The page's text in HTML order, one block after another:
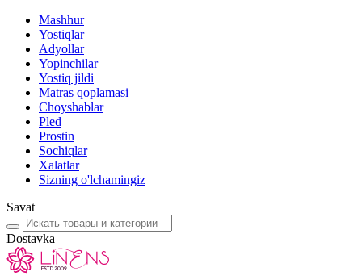
Mashhur
Yostiqlar
Adyollar
Yopinchilar
Yostiq jildi
Matras qoplamasi
Choyshablar
Pled
Prostin
Sochiqlar
Xalatlar
Sizning o'lchamingiz
Savat
Dostavka